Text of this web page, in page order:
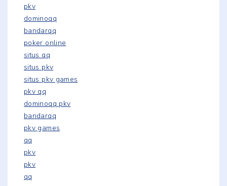
pkv
dominoqq
bandarqq
poker online
situs qq
situs pkv
situs pkv games
pkv qq
dominoqq pkv
bandarqq
pkv games
qq
pkv
pkv
qq